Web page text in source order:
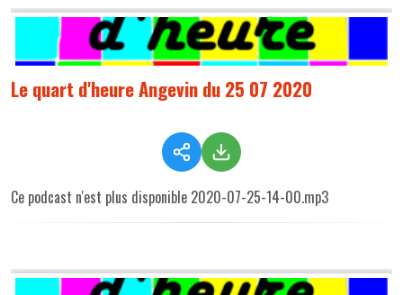
Le quart d'heure Angevin du 25 07 2020
Ce podcast n'est plus disponible 2020-07-25-14-00.mp3